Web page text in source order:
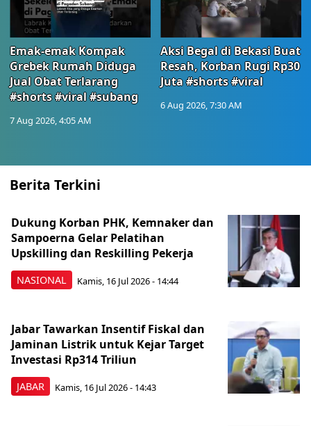
Emak-emak Kompak
Grebek Rumah Diduga
Jual Obat Terlarang
#shorts #viral #subang
7 Aug 2026, 4:05 AM
Aksi Begal di Bekasi Buat
Resah, Korban Rugi Rp30
Juta #shorts #viral
6 Aug 2026, 7:30 AM
Berita Terkini
NASIONAL
Dukung Korban PHK, Kemnaker dan
Sampoerna Gelar Pelatihan
Upskilling dan Reskilling Pekerja
Kamis, 16 Jul 2026 - 14:44
JABAR
Jabar Tawarkan Insentif Fiskal dan
Jaminan Listrik untuk Kejar Target
Investasi Rp314 Triliun
Kamis, 16 Jul 2026 - 14:43